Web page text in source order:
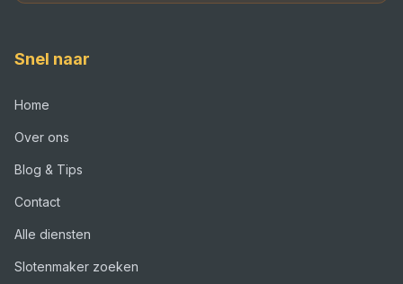
Snel naar
Home
Over ons
Blog & Tips
Contact
Alle diensten
Slotenmaker zoeken